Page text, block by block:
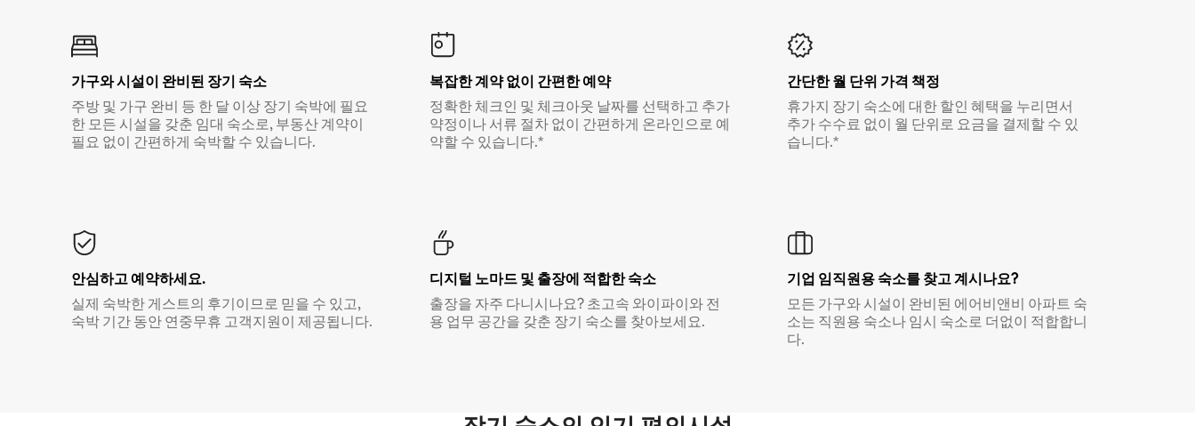
가구와 시설이 완비된 장기 숙소
주방 및 가구 완비 등 한 달 이상 장기 숙박에 필요
한 모든 시설을 갖춘 임대 숙소로, 부동산 계약이
필요 없이 간편하게 숙박할 수 있습니다.
복잡한 계약 없이 간편한 예약
정확한 체크인 및 체크아웃 날짜를 선택하고 추가
약정이나 서류 절차 없이 간편하게 온라인으로 예
약할 수 있습니다.*
간단한 월 단위 가격 책정
휴가지 장기 숙소에 대한 할인 혜택을 누리면서
추가 수수료 없이 월 단위로 요금을 결제할 수 있
습니다.*
안심하고 예약하세요.
실제 숙박한 게스트의 후기이므로 믿을 수 있고,
숙박 기간 동안 연중무휴 고객지원이 제공됩니다.
디지털 노마드 및 출장에 적합한 숙소
출장을 자주 다니시나요? 초고속 와이파이와 전
용 업무 공간을 갖춘 장기 숙소를 찾아보세요.
기업 임직원용 숙소를 찾고 계시나요?
모든 가구와 시설이 완비된 에어비앤비 아파트 숙
소는 직원용 숙소나 임시 숙소로 더없이 적합합니
다.